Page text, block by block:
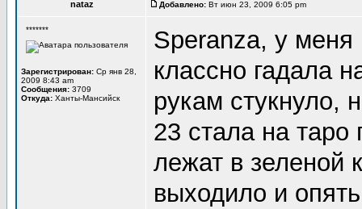
nataz Добавлено: Вт июн 23, 2009 6:05 pm
*******
Зарегистрирован: Ср янв 28,
2009 8:43 am
Сообщения: 3709
Откуда: Ханты-Мансийск
Speranza, у меня
классно гадала
рукам стукнуло,
23 стала на таро
лежат в зеленой
выходило и